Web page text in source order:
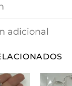
adicional